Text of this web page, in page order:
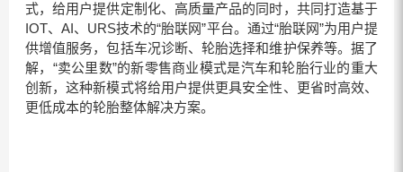
式，给用户提供定制化、高质量产品的同时，共同打造基于
IOT、AI、URS技术的“胎联网”平台。通过“胎联网”为用户提
供增值服务，包括车况诊断、轮胎选择和维护保养等。据了
解，“卖公里数”的新零售商业模式是汽车和轮胎行业的重大
创新，这种新模式将给用户提供更具安全性、更省时高效、
更低成本的轮胎整体解决方案。